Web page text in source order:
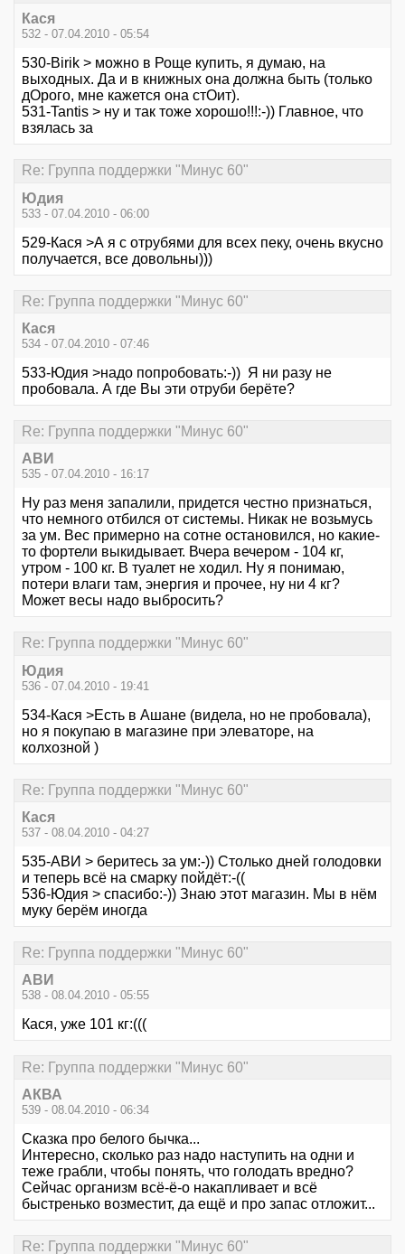
Кася
532 - 07.04.2010 - 05:54
530-Birik > можно в Роще купить, я думаю, на
выходных. Да и в книжных она должна быть (только
дОрого, мне кажется она стОит).
531-Tantis > ну и так тоже хорошо!!!:-)) Главное, что
взялась за
Re: Группа поддержки "Минус 60"
Юдия
533 - 07.04.2010 - 06:00
529-Кася >А я с отрубями для всех пеку, очень вкусно
получается, все довольны)))
Re: Группа поддержки "Минус 60"
Кася
534 - 07.04.2010 - 07:46
533-Юдия >надо попробовать:-)) Я ни разу не
пробовала. А где Вы эти отруби берёте?
Re: Группа поддержки "Минус 60"
АВИ
535 - 07.04.2010 - 16:17
Ну раз меня запалили, придется честно признаться,
что немного отбился от системы. Никак не возьмусь
за ум. Вес примерно на сотне остановился, но какие-
то фортели выкидывает. Вчера вечером - 104 кг,
утром - 100 кг. В туалет не ходил. Ну я понимаю,
потери влаги там, энергия и прочее, ну ни 4 кг?
Может весы надо выбросить?
Re: Группа поддержки "Минус 60"
Юдия
536 - 07.04.2010 - 19:41
534-Кася >Есть в Ашане (видела, но не пробовала),
но я покупаю в магазине при элеваторе, на
колхозной )
Re: Группа поддержки "Минус 60"
Кася
537 - 08.04.2010 - 04:27
535-АВИ > беритесь за ум:-)) Столько дней голодовки
и теперь всё на смарку пойдёт:-((
536-Юдия > спасибо:-)) Знаю этот магазин. Мы в нём
муку берём иногда
Re: Группа поддержки "Минус 60"
АВИ
538 - 08.04.2010 - 05:55
Кася, уже 101 кг:(((
Re: Группа поддержки "Минус 60"
АКВА
539 - 08.04.2010 - 06:34
Сказка про белого бычка...
Интересно, сколько раз надо наступить на одни и
теже грабли, чтобы понять, что голодать вредно?
Сейчас организм всё-ё-о накапливает и всё
быстренько возместит, да ещё и про запас отложит...
Re: Группа поддержки "Минус 60"